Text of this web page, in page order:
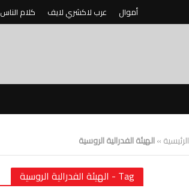
أموال عرب لاكشري لايف كلام الناس
الرئيسية»الهيئة الفدرالية الروسية
Tag - الهيئة الفدرالية الروسية